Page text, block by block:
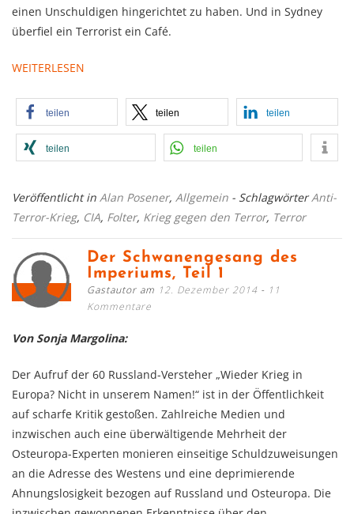
einen Unschuldigen hingerichtet zu haben. Und in Sydney
überfiel ein Terrorist ein Café.
WEITERLESEN
teilen teilen teilen
teilen teilen
Veröffentlicht in Alan Posener, Allgemein - SchlagwörterAnti-
Terror-Krieg, CIA, Folter, Krieg gegen den Terror, Terror
Der Schwanengesang des
Imperiums, Teil 1
Gastautor am 12. Dezember 2014
11
Kommentare
Von Sonja Margolina:
Der Aufruf der 60 Russland-Versteher „Wieder Krieg in
Europa? Nicht in unserem Namen!“ ist in der Öffentlichkeit
auf scharfe Kritik gestoßen. Zahlreiche Medien und
inzwischen auch eine überwältigende Mehrheit der
Osteuropa-Experten monieren einseitige Schuldzuweisungen
an die Adresse des Westens und eine deprimierende
Ahnungslosigkeit bezogen auf Russland und Osteuropa. Die